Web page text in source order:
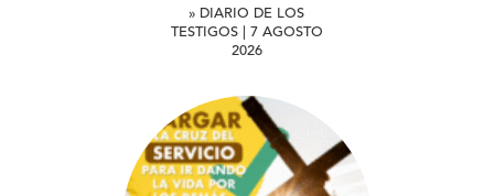
» DIARIO DE LOS
TESTIGOS | 7 AGOSTO
2026